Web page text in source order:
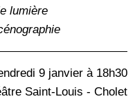
lumière
9 janvier à 18h30
Saint-Louis - Cholet